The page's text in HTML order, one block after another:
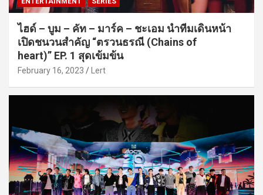
ไฮด์ – บูม – คัท – มาร์ค – ชะเอม นำทีมเดินหน้า
เปิดชนวนสำคัญ “ตรวนธรณี (Chains of
heart)” EP. 1 สุดเข้มข้น
February 16, 2023 Lert